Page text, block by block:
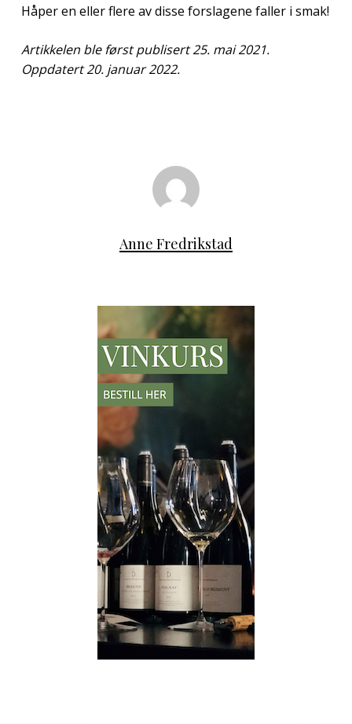
Håper en eller flere av disse forslagene faller i smak!
Artikkelen ble først publisert 25. mai 2021.
Oppdatert 20. januar 2022.
Anne Fredrikstad